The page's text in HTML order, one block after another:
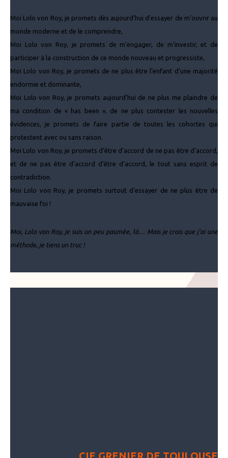
Moi Lolo von Roy, je promets dès aujourd’hui d’essayer de m’ouvrir au
monde moderne et de le comprendre,
Moi Lolo von Roy, je promets de m’engager, de m’investir, et de
participer à la construction de ce monde nouveau et progressiste,
Moi Lolo von Roy, je promets de ne plus être l’enfant d’une majorité
endormie et dominante,
Moi Lolo von Roy, je promets aujourd’hui de ne plus me plaindre de
ma condition de « has been », de ne plus contester les nouvelles
évidences, je promets de faire partie de toutes les cohortes qui
protestent avec ou sans raison.
Moi Lolo von Roy, je promets d’être d’accord de ne pas être d’accord,
et de ne pas être d’accord d’être d’accord, le tout sans esprit de
contradiction.
Moi Lolo von Roy, je promets surtout d’essayer de ne plus être de
mauvaise foi !
Moi, Lolo von Roy, je suis un peu paumée, là… Mais je crois que j’ai une
méthode, je tiens un truc !